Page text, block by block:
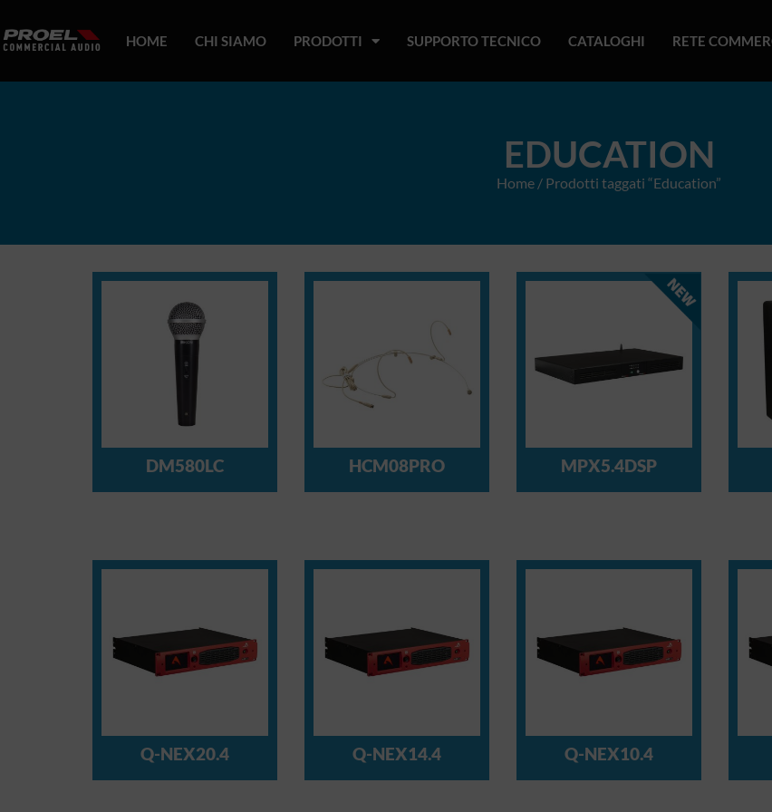
HOME CHI SIAMO PRODOTTI SUPPORTO TECNICO CATALOGHI RETE
EDUCATION
Home / Prodotti taggati “Education”
DM580LC HCM08PRO MPX5.4DSP
Q-NEX20.4 Q-NEX14.4 Q-NEX10.4